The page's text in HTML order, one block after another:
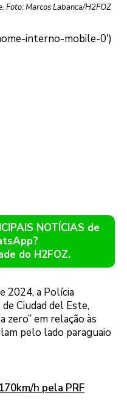
Foto: Marcos Labanca/H2FOZ
NOTÍCIAS de
do H2FOZ.
2024, a Polícia
Ciudad del Este,
zero” em relação às
pelo lado paraguaio
h pela PRF